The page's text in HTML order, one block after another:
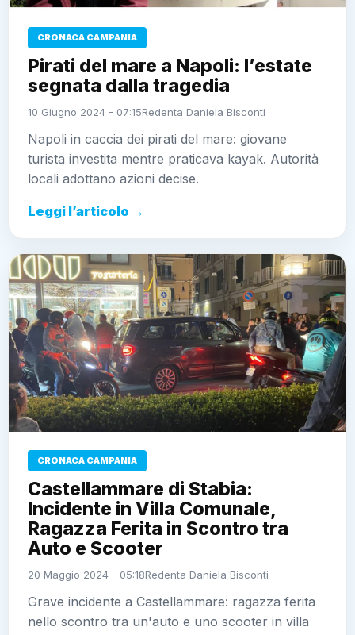
CRONACA CAMPANIA
Pirati del mare a Napoli: l’estate
segnata dalla tragedia
10 Giugno 2024 - 07:15Redenta Daniela Bisconti
Napoli in caccia dei pirati del mare: giovane
turista investita mentre praticava kayak. Autorità
locali adottano azioni decise.
Leggi l’articolo →
CRONACA CAMPANIA
Castellammare di Stabia:
Incidente in Villa Comunale,
Ragazza Ferita in Scontro tra
Auto e Scooter
20 Maggio 2024 - 05:18Redenta Daniela Bisconti
Grave incidente a Castellammare: ragazza ferita
nello scontro tra un'auto e uno scooter in villa